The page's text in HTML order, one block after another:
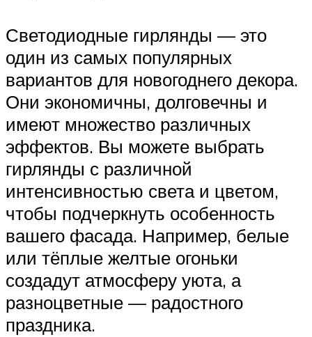
Светодиодные гирлянды — это
один из самых популярных
вариантов для новогоднего декора.
Они экономичны, долговечны и
имеют множество различных
эффектов. Вы можете выбрать
гирлянды с различной
интенсивностью света и цветом,
чтобы подчеркнуть особенность
вашего фасада. Например, белые
или тёплые желтые огоньки
создадут атмосферу уюта, а
разноцветные — радостного
праздника.